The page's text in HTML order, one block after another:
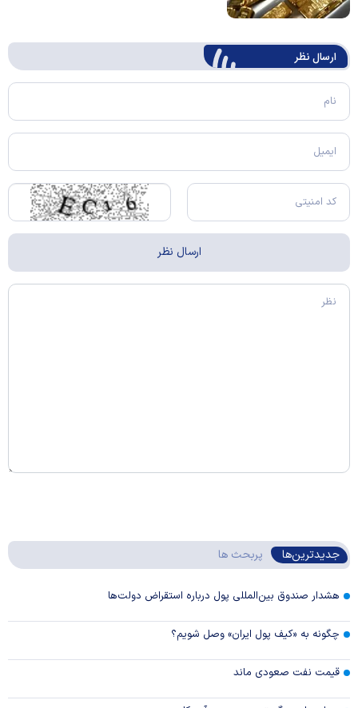
ارسال‌ نظر
جدیدترین‌ها پربحث ها
هشدار صندوق بین‌المللی پول درباره استقراض دولت‌ها
چگونه به «کیف پول ایران» وصل شویم؟
قیمت نفت صعودی ماند